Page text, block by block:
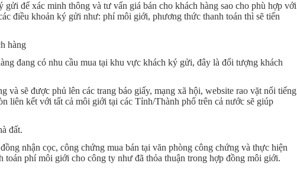
để xác minh thông và tư vấn giá bán cho khách hàng sao cho phù hợp với
điều khoản ký gửi như: phí môi giới, phương thức thanh toán thì sẽ tiến
hàng
đang có nhu cầu mua tại khu vực khách ký gửi, đây là đối tượng khách
và sẽ được phủ lên các trang báo giấy, mạng xã hội, website rao vặt nổi tiếng
liên kết với tất cả môi giới tại các Tỉnh/Thành phố trên cả nước sẽ giúp
đất.
nhận cọc, công chứng mua bán tại văn phòng công chứng và thực hiện
toán phí môi giới cho công ty như đã thỏa thuận trong hợp đồng môi giới.